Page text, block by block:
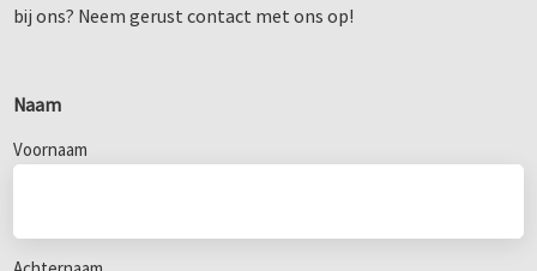
bij ons? Neem gerust contact met ons op!
Naam
Voornaam